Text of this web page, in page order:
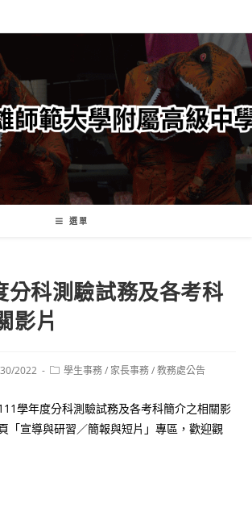
選單
分科測驗試務及各考科
影片
2022
Post學生事務/ 家長事務/教務處公告
學年度分科測驗試務及各考科簡介之相關影
「宣導與研習／簡報與短片」專區，歡迎觀